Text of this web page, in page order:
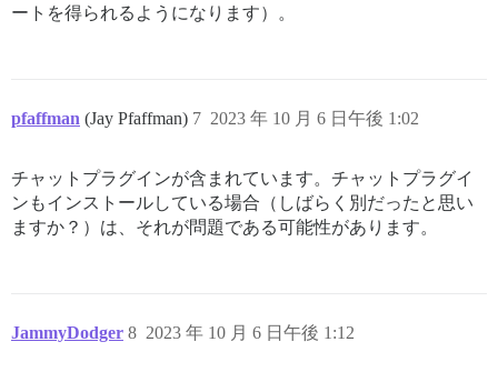
ートを得られるようになります）。
pfaffman (Jay Pfaffman) 2023 年 10 月 6 日午後 1:02
7
チャットプラグインが含まれています。チャットプラグイ
ンもインストールしている場合（しばらく別だったと思い
ますか？）は、それが問題である可能性があります。
JammyDodger 2023 年 10 月 6 日午後 1:12
8